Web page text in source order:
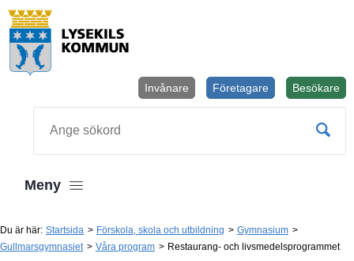
Besökare
Företagare
Invånare
Meny
Du är här: Startsida Förskola, skola och utbildning
Gymnasium
Gullmarsgymnasiet
Våra program Restaurang- och livsmedelsprogrammet